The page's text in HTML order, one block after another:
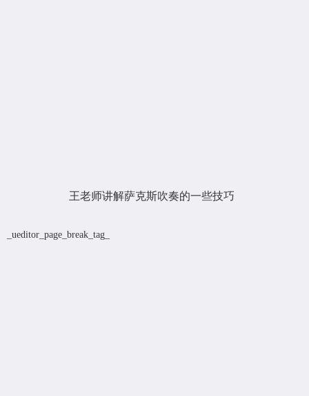
王老师讲解萨克斯吹奏的一些技巧
_ueditor_page_break_tag_